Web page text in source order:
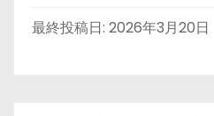
最終投稿日: 2026年3月20日